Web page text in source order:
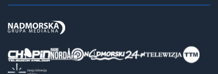
Copyrights © Nadmorski24.pl 2026 r.
Projekt i wykonaniePixlab.pl